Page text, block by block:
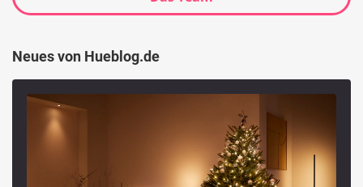
Neues von Hueblog.de